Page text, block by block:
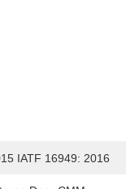
IATF 16949: 2016